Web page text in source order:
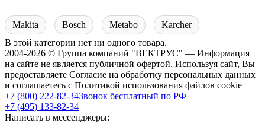
Makita Bosch Metabo
Karcher
В этой категории нет ни одного товара.
2004-2026 © Группа компаний "ВЕКТРУС" — Информация
на сайте не является публичной офертой. Используя сайт, Вы
предоставляете Согласие на обработку персональных данных
и соглашаетесь с Политикой использования файлов cookie
+7 (800) 222-82-34Звонок бесплатный по РФ
+7 (495) 133-82-34
Написать в мессенджеры: